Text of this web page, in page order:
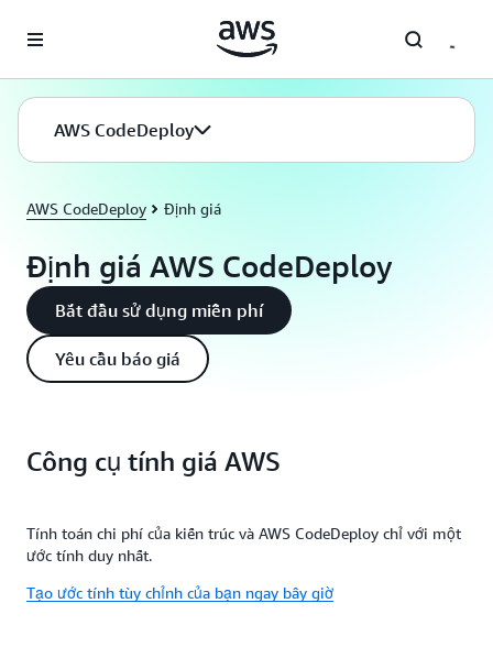
AWS CodeDeploy
AWS CodeDeploy Định giá
Định giá AWS CodeDeploy
Bắt đầu sử dụng miễn phí
Yêu cầu báo giá
Công cụ tính giá AWS
Tính toán chi phí của kiến trúc và AWS CodeDeploy chỉ với một
ước tính duy nhất.
Tạo ước tính tùy chỉnh của bạn ngay bây giờ